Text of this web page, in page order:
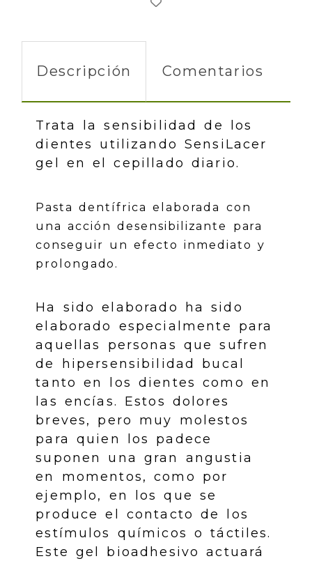
Descripción Comentarios
Trata la sensibilidad de los
dientes utilizando SensiLacer
gel en el cepillado diario.
Pasta dentífrica elaborada con
una acción desensibilizante para
conseguir un efecto inmediato y
prolongado.
Ha sido elaborado ha sido
elaborado especialmente para
aquellas personas que sufren
de hipersensibilidad bucal
tanto en los dientes como en
las encías. Estos dolores
breves, pero muy molestos
para quien los padece
suponen una gran angustia
en momentos, como por
ejemplo, en los que se
produce el contacto de los
estímulos químicos o táctiles.
Este gel bioadhesivo actuará